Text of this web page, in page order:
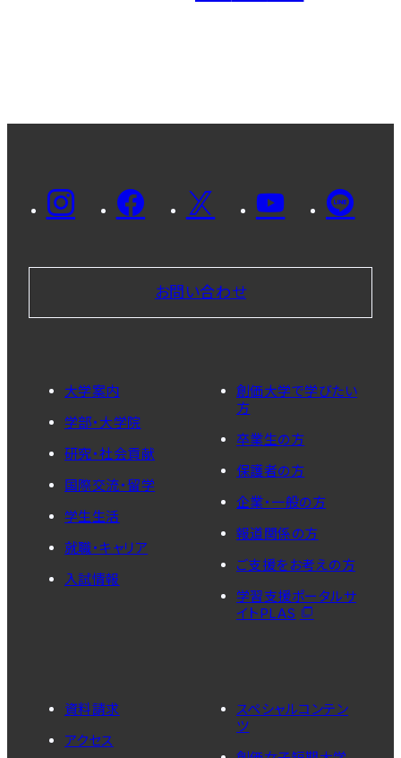
お問い合わせ
大学案内
学部・大学院
研究・社会貢献
国際交流・留学
学生生活
就職・キャリア
入試情報
創価大学で学びたい
方
卒業生の方
保護者の方
企業・一般の方
報道関係の方
ご支援をお考えの方
学習支援ポータルサ
イトPLAS
資料請求
アクセス
スペシャルコンテン
ツ